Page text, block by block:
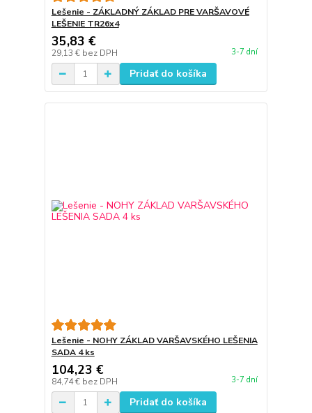
Lešenie - ZÁKLADNÝ ZÁKLAD PRE VARŠAVOVÉ
LEŠENIE TR26x4
35,83 €
29,13 € bez DPH 3-7 dní
Pridať do košíka
Lešenie - NOHY ZÁKLAD VARŠAVSKÉHO LEŠENIA
SADA 4 ks
104,23 €
84,74 € bez DPH 3-7 dní
Pridať do košíka